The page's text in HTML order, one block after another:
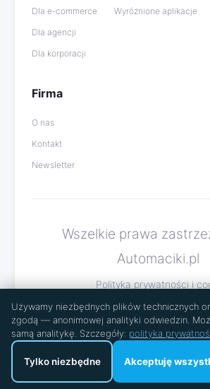
Dla e-commerce
Dla agencji
Dla korporacji
Wyróżnione aplikacje
Firma
O nas
Kontakt
Newsletter
Wszelkie prawa
Automaciki.pl
Polityka prywatności i
Używamy niezbędnych plików technicznych
zgodą — anonimowej analityki odwiedzin.
samą analitykę. Szczegóły: polityka
Tylko niezbędne Akceptuję